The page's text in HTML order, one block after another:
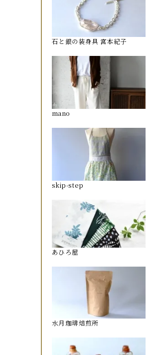
石と銀の装身具 宮本紀子
mano
skip-step
あひろ屋
水月珈琲焙煎所